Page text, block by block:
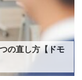
の直し方【ドモ